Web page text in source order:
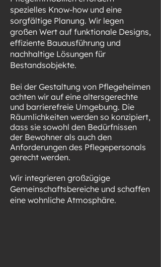
spezielles Know-how und eine
sorgfältige Planung. Wir legen
großen Wert auf funktionale Designs,
effiziente Bauausführung und
nachhaltige Lösungen für
Bestandsobjekte.
Bei der Gestaltung von Pflegeheimen
achten wir auf eine altersgerechte
und barrierefreie Umgebung. Die
Räumlichkeiten werden so konzipiert,
dass sie sowohl den Bedürfnissen
der Bewohner als auch den
Anforderungen des Pflegepersonals
gerecht werden.
Wir integrieren großzügige
Gemeinschaftsbereiche und schaffen
eine wohnliche Atmosphäre.